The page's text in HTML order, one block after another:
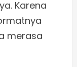
Karena
merasa